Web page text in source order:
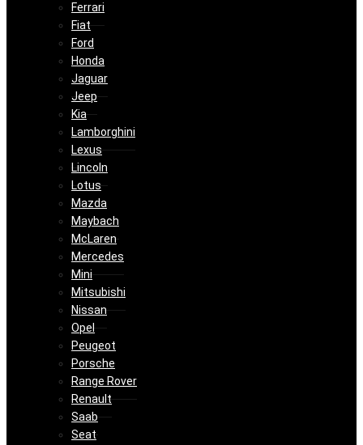
Ferrari
Fiat
Ford
Honda
Jaguar
Jeep
Kia
Lamborghini
Lexus
Lincoln
Lotus
Mazda
Maybach
McLaren
Mercedes
Mini
Mitsubishi
Nissan
Opel
Peugeot
Porsche
Range Rover
Renault
Saab
Seat